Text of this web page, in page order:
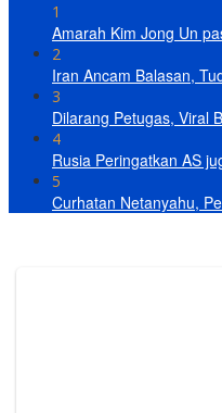
1
Amarah Kim Jong Un
2
Iran Ancam Balasan,
3
Dilarang Petugas, Viral
4
Rusia Peringatkan AS
5
Curhatan Netanyahu,